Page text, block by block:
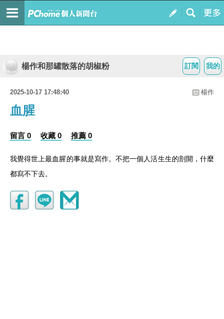
我的
訂閱
楊作和那罐散落的胡椒粉
2025-10-17 17:48:40 楊作
血腥
留言 0 收藏 0 推薦 0
我覺得世上最血腥的事就是寫作。不把一個人活生生的剖開，什麼
都寫不下去。